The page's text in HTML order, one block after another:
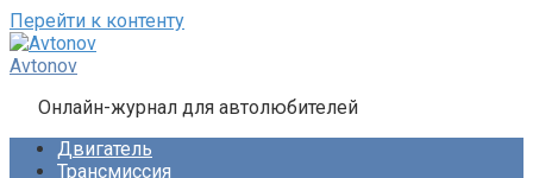
Перейти к контенту
Avtonov
Онлайн-журнал для автолюбителей
Двигатель
Трансмиссия